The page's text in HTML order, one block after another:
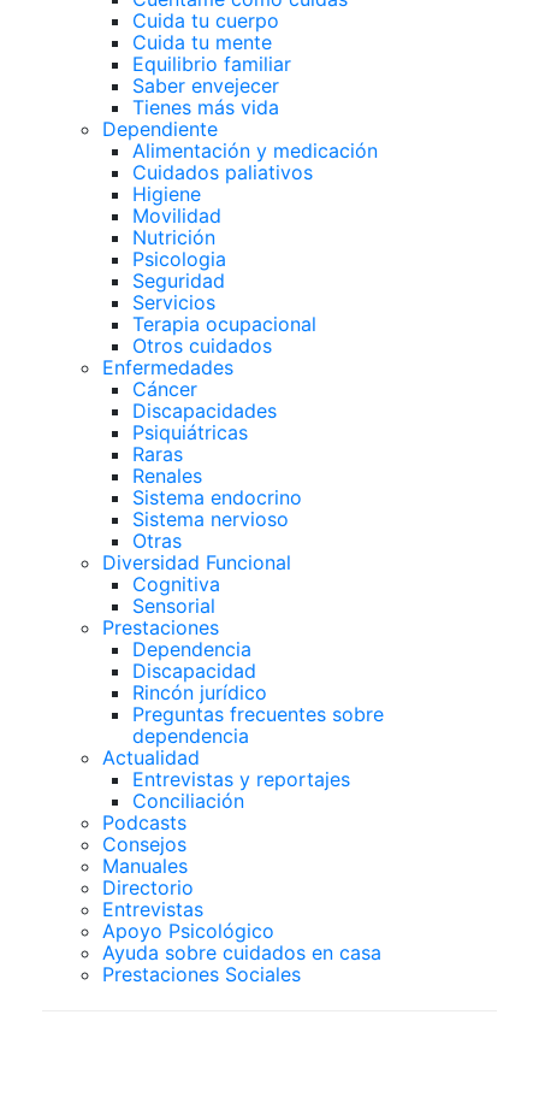
Cuida tu cuerpo
Cuida tu mente
Equilibrio familiar
Saber envejecer
Tienes más vida
Dependiente
Alimentación y medicación
Cuidados paliativos
Higiene
Movilidad
Nutrición
Psicologia
Seguridad
Servicios
Terapia ocupacional
Otros cuidados
Enfermedades
Cáncer
Discapacidades
Psiquiátricas
Raras
Renales
Sistema endocrino
Sistema nervioso
Otras
Diversidad Funcional
Cognitiva
Sensorial
Prestaciones
Dependencia
Discapacidad
Rincón jurídico
Preguntas frecuentes sobre
dependencia
Actualidad
Entrevistas y reportajes
Conciliación
Podcasts
Consejos
Manuales
Directorio
Entrevistas
Apoyo Psicológico
Ayuda sobre cuidados en casa
Prestaciones Sociales